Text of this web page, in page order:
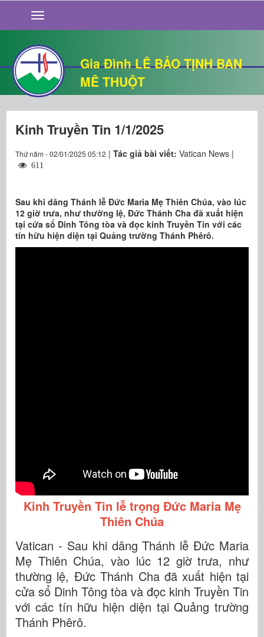
Gia Đình LÊ BẢO TỊNH BAN
MÊ THUỘT
GIỚI THIỆU
TIN TỨC
SỐNG ĐẠO
CHUYỆN NHÀ
QUÁN VĂN
THƯ GIÃN
Kinh Truyền Tin 1/1/2025
Thứ năm - 02/01/2025 05:12 | Tác giả bài viết: Vatican News |
611
Sau khi dâng Thánh lễ Đức Maria Mẹ Thiên Chúa, vào lúc
12 giờ trưa, như thường lệ, Đức Thánh Cha đã xuất hiện
tại cửa sổ Dinh Tông tòa và đọc kinh Truyền Tin với các
tín hữu hiện diện tại Quảng trường Thánh Phêrô.
Kinh Truyền Tin lễ trọng Đức Maria Mẹ
Thiên Chúa
Vatican - Sau khi dâng Thánh lễ Đức Maria
Mẹ Thiên Chúa, vào lúc 12 giờ trưa, như
thường lệ, Đức Thánh Cha đã xuất hiện tại
cửa sổ Dinh Tông tòa và đọc kinh Truyền Tin
với các tín hữu hiện diện tại Quảng trường
Thánh Phêrô.